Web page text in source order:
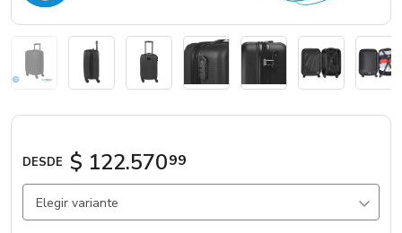
Sé partner
DESDE $ 122.57099
Elegir variante